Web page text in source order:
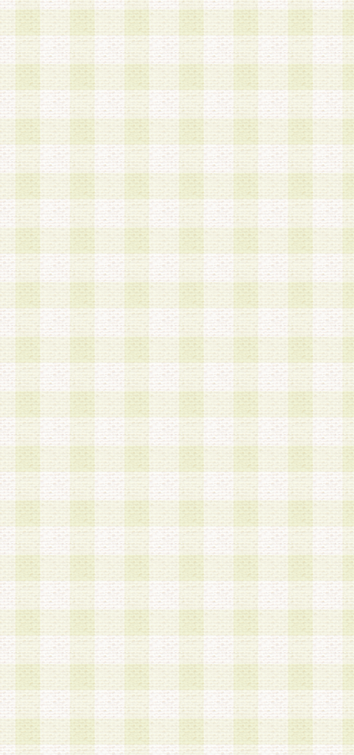
アドレス等会員個人を識別できる情報を当社が別
シーポリシー
」に基づき適切に取り扱うものとし
は、当該個人情報を以下の各号に定める目的に利
す。なお、これら事項以外の目的で個人情報を利
かじめ会員の同意を得たうえで利用するものとし
a.本サービスの実施または運営
b.本サービスに係る謝礼、景品、調査サンプル品
c.会員からの電話、メール等の問い合わせなどへ
d.その他これらに付随する業務
2.当社は、会員個人を識別することのできる情報
会員情報を本人の承諾なく第三者に開示すること
人を識別できる情報について第三者に開示または
社は事前に会員本人の同意を得るものとします。
3.前項の定めに拘わらず、当社は、以下の目的に
意を 得ることなく、会員個人を識別できる情報
づき選定した委託業者に対して当社の責任におい
できるものとします。な お、当社は、当該委託
契約を締結しこれを遵守させるとともに、本規約
の注意をもって当該情報を使用させるものとし ま
a.本サービスに係る謝礼、景品、調査サンプル品
b.会員からの電話、メール等の問い合わせなどへ
c.モバイルリサーチ、またはグループ形式による
実施もしくは運営
d.その他これらに付随する業務
4.会員は、住所、電話番号その他の登録情報につ
合は、速やかに当社所定の変更手続きを行うもの
5.当社は、必要と認めた場合、会員に対して、電
手段により登録情報の対象者が会員登録者本人で
の内容が正確であること、アンケートの回答内容
うことができるものとます。
6.会員は、会員登録後当社が定期的に行う登録情
して、当社指定の期間内に更新手続きを行うもの
該期間内に更新手続きを行わない場合、その時点
発行したポイントは失効されるものとします。